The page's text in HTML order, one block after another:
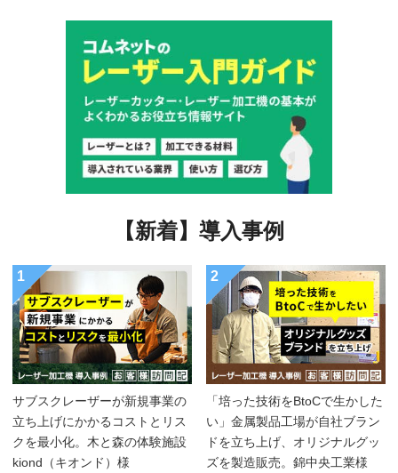
【新着】導入事例
1
サブスクレーザーが新規事業の
立ち上げにかかるコストとリス
クを最小化。木と森の体験施設
kiond（キオンド）様
2
「培った技術をBtoCで生かした
い」金属製品工場が自社ブラン
ドを立ち上げ、オリジナルグッ
ズを製造販売。錦中央工業様